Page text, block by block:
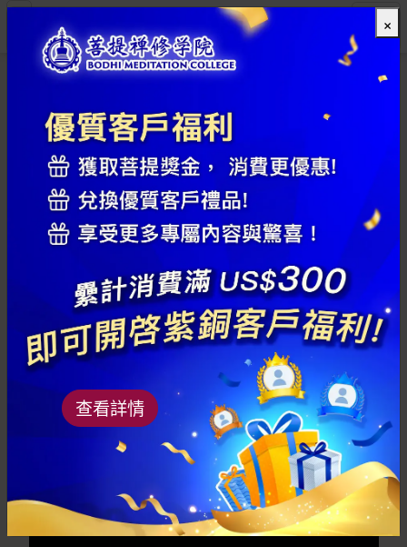
全部
Previous Next
×
查看詳情